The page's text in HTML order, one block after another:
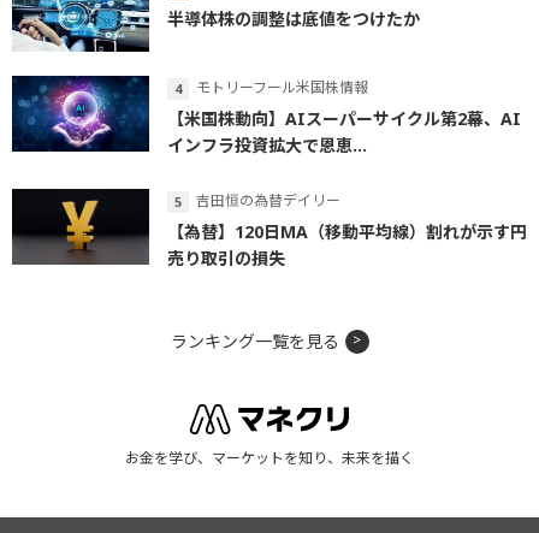
半導体株の調整は底値をつけたか
モトリーフール米国株情報
【米国株動向】AIスーパーサイクル第2幕、AI
インフラ投資拡大で恩恵...
吉田恒の為替デイリー
【為替】120日MA（移動平均線）割れが示す円
売り取引の損失
ランキング一覧を見る
お金を学び、マーケットを知り、未来を描く